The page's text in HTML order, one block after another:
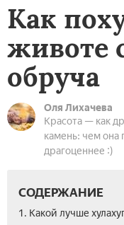
Как
животе
обруча
Оля Лихачева
Красота — как
камень: чем
драгоценнее :)
СОДЕРЖАНИЕ
1. Какой лучше